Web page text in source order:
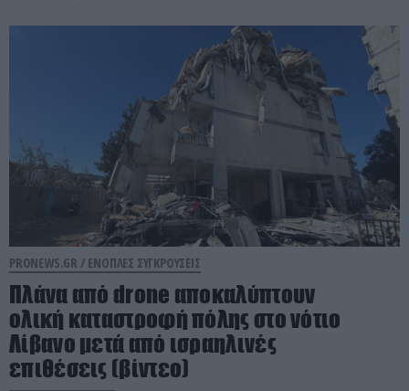
PRONEWS.GR / ΕΝΟΠΛΕΣ ΣΥΓΚΡΟΥΣΕΙΣ
Πλάνα από drone αποκαλύπτουν
ολική καταστροφή πόλης στο νότιο
Λίβανο μετά από ισραηλινές
επιθέσεις (βίντεο)